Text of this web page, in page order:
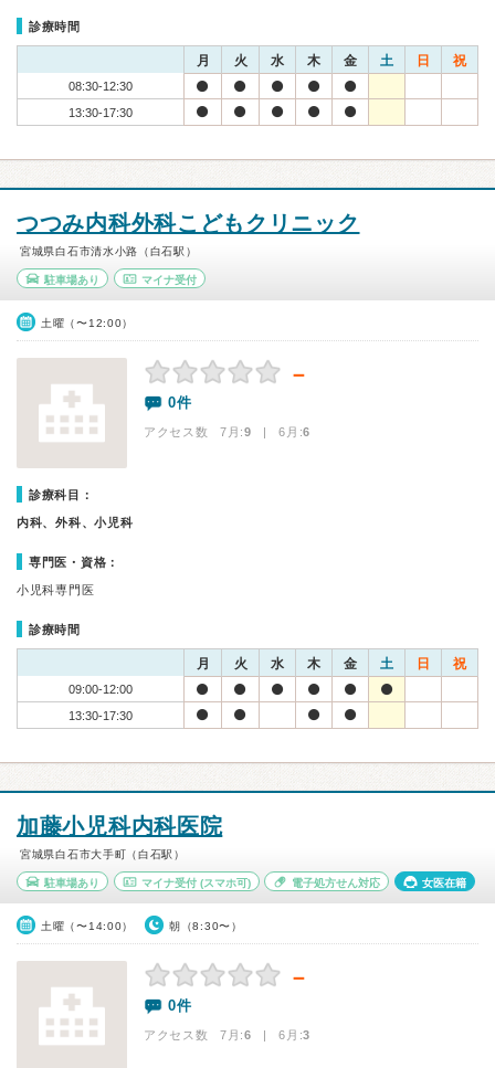
診療時間
月 火 水 木 金 土 日 祝
08:30-12:30
13:30-17:30
つつみ内科外科こどもクリニック
宮城県白石市清水小路（白石駅）
駐車場あり マイナ受付
土曜（〜12:00）
－
0件
アクセス数 7月:9 | 6月:6
診療科目：
内科、外科、小児科
専門医・資格：
小児科専門医
診療時間
月 火 水 木 金 土 日 祝
09:00-12:00
13:30-17:30
加藤小児科内科医院
宮城県白石市大手町（白石駅）
駐車場あり マイナ受付(スマホ可) 電子処方せん対応 女医在籍
土曜（〜14:00） 朝（8:30〜）
－
0件
アクセス数 7月:6 | 6月:3